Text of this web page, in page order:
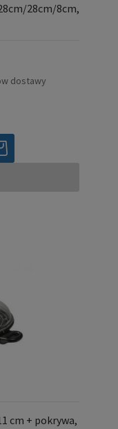
28cm/8cm,
dostawy
cm + pokrywa,